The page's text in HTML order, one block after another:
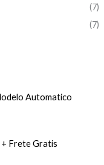
(7)
(7)
Automatico
Frete Gratis